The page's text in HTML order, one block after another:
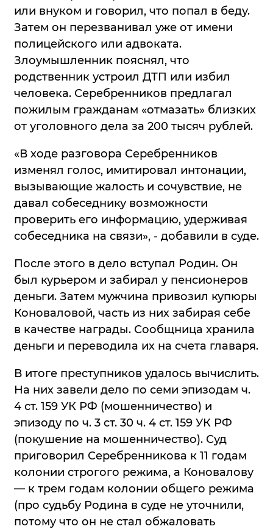
или внуком и говорил, что попал в беду.
Затем он перезванивал уже от имени
полицейского или адвоката.
Злоумышленник пояснял, что
родственник устроил ДТП или избил
человека. Серебренников предлагал
пожилым гражданам «отмазать» близких
от уголовного дела за 200 тысяч рублей.
«В ходе разговора Серебренников
изменял голос, имитировал интонации,
вызывающие жалость и сочувствие, не
давал собеседнику возможности
проверить его информацию, удерживая
собеседника на связи», - добавили в суде.
После этого в дело вступал Родин. Он
был курьером и забирал у пенсионеров
деньги. Затем мужчина привозил купюры
Коноваловой, часть из них забирая себе
в качестве награды. Сообщница хранила
деньги и переводила их на счета главаря.
В итоге преступников удалось вычислить.
На них завели дело по семи эпизодам ч.
4 ст. 159 УК РФ (мошенничество) и
эпизоду по ч. 3 ст. 30 ч. 4 ст. 159 УК РФ
(покушение на мошенничество). Суд
приговорил Серебренникова к 11 годам
колонии строгого режима, а Коновалову
— к трем годам колонии общего режима
(про судьбу Родина в суде не уточнили,
потому что он не стал обжаловать